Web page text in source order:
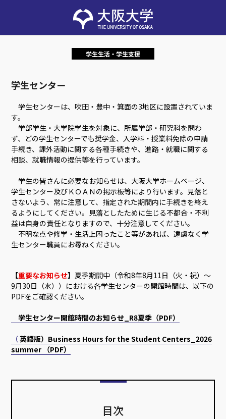
学生生活・学生支援
学生センター
学生センターは、吹田・豊中・箕面の3地区に設置されていま
す。
学部学生・大学院学生を対象に、所属学部・研究科を問わ
ず、どの学生センターでも奨学金、入学料・授業料免除の申請
手続き、課外活動に関する各種手続きや、進路・就職に関する
相談、就職情報の提供等を行っています。
学生の皆さんに必要なお知らせは、大阪大学ホームページ、
学生センター及びＫＯＡＮの掲示板等により行います。見落と
さないよう、常に注意して、指定された期間内に手続きを終え
るようにしてください。見落としたために生じる不都合・不利
益は自身の責任となりますので、十分注意してください。
不明な点や修学・生活上困ったこと等があれば、遠慮なく学
生センター職員にお尋ねください。
【重要なお知らせ】 夏季期間中（令和8年8月11日（火・祝）～
9月30日（水））における各学生センターの開館時間は、以下の
PDFをご確認ください。
学生センター開館時間のお知らせ_R8夏季（PDF）
（英語版）Business Hours for the Student Centers_2026
summer （PDF）
目次